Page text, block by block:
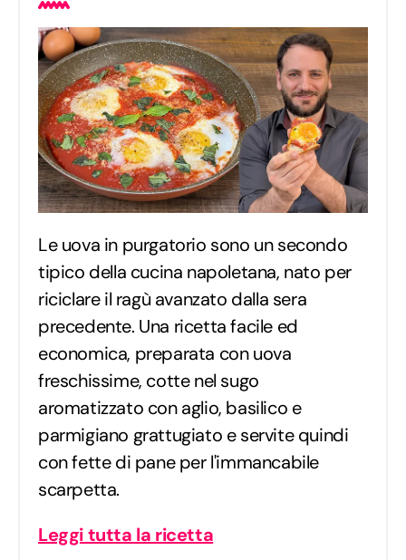
Le uova in purgatorio sono un secondo
tipico della cucina napoletana, nato per
riciclare il ragù avanzato dalla sera
precedente. Una ricetta facile ed
economica, preparata con uova
freschissime, cotte nel sugo
aromatizzato con aglio, basilico e
parmigiano grattugiato e servite quindi
con fette di pane per l'immancabile
scarpetta.
Leggi tutta la ricetta